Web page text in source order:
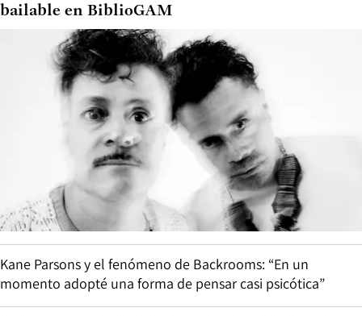
bailable en BiblioGAM
Kane Parsons y el fenómeno de Backrooms: “En un
momento adopté una forma de pensar casi psicótica”